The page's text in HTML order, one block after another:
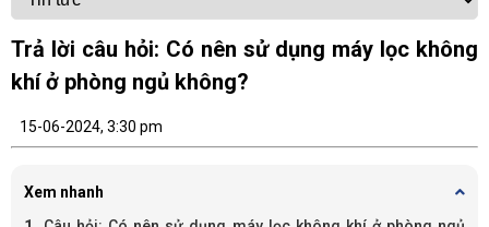
Trả lời câu hỏi: Có nên sử dụng máy lọc không
khí ở phòng ngủ không?
15-06-2024, 3:30 pm
Xem nhanh